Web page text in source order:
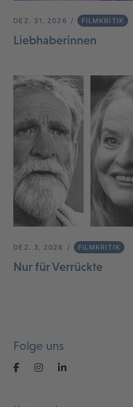
DEZ. 31, 2026 FILMKRITIK
Liebhaberinnen
DEZ. 3, 2026 FILMKRITIK
Nur für Verrückte
Folge uns